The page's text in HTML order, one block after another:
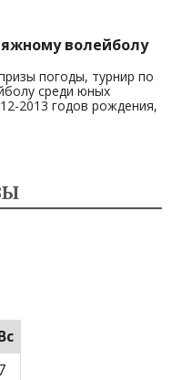
волейболу
погоды, турнир по
среди юных
2013 годов рождения,